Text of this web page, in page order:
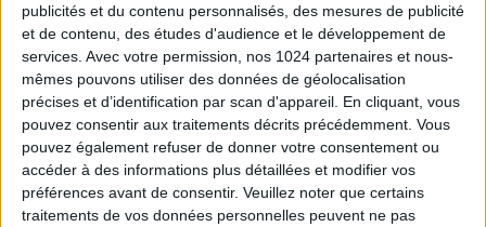
publicités et du contenu personnalisés, des mesures de publicité
et de contenu, des études d'audience et le développement de
services. Avec votre permission, nos 1024 partenaires et nous-
mêmes pouvons utiliser des données de géolocalisation
précises et d’identification par scan d'appareil. En cliquant, vous
pouvez consentir aux traitements décrits précédemment. Vous
pouvez également refuser de donner votre consentement ou
accéder à des informations plus détaillées et modifier vos
préférences avant de consentir. Veuillez noter que certains
traitements de vos données personnelles peuvent ne pas
La fraude au fonds de solidarité représente la
majorité des dossiers, a souligné l’administration
fiscale lors de la présentation, mardi 21 juin, de son
rapport annuel.
https://www.capital.fr/votre-argent/fraude-fiscale-
le-nombre-de-dossiers-transmis-a-la-justice-a-
explose-en-2021-1439592